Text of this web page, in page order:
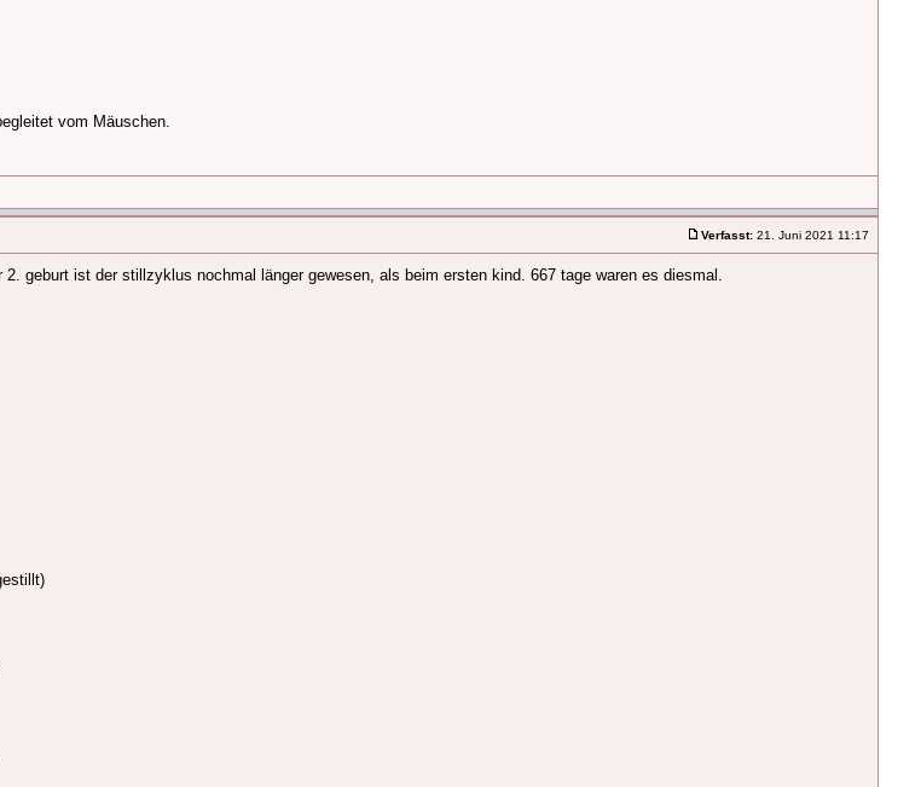
vom Mäuschen.
Verfasst: 21. Juni 2021 11:17
geburt ist der stillzyklus nochmal länger gewesen, als beim ersten kind. 667 tage waren es diesmal.